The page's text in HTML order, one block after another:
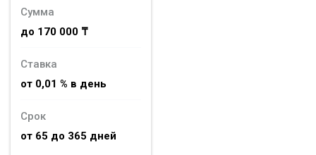
Сумма
до 170 000 ₸
Ставка
от 0,01 % в день
Срок
от 65 до 365 дней